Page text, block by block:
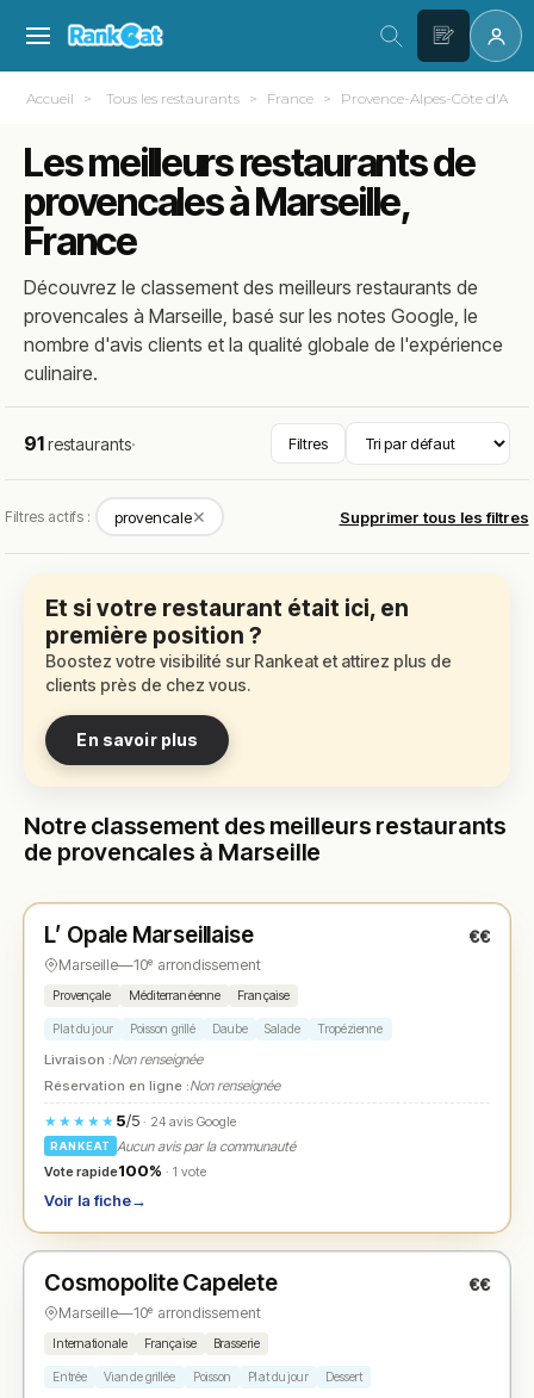
Accueil Tous les restaurants France Provence-Alpes-Côte d'Azur
Les meilleurs restaurants de
provencales à Marseille,
France
Découvrez le classement des meilleurs restaurants de
provencales à Marseille, basé sur les notes Google, le
nombre d'avis clients et la qualité globale de l'expérience
culinaire.
91restaurants· Filtres
Filtres actifs : provencale✕ Supprimer tous les filtres
Et si votre restaurant était ici, en
première position ?
Boostez votre visibilité sur Rankeat et attirez plus de
clients près de chez vous.
En savoir plus
Notre classement des meilleurs restaurants
de provencales à Marseille
★ N° 1
L’ Opale Marseillaise €€
Marseille—10ᵉ arrondissement
Provençale Méditerranéenne Française
Plat du jour Poisson grillé Daube Salade Tropézienne
Livraison :Non renseignée
Réservation en ligne :Non renseignée
★★★★★ 5/5· 24 avis Google
RANKEAT
Aucun avis par la communauté
Vote rapide100% · 1 vote
Voir la fiche→
★ N° 2
Cosmopolite Capelete €€
Marseille—10ᵉ arrondissement
Internationale Française Brasserie
Entrée Viande grillée Poisson Plat du jour Dessert